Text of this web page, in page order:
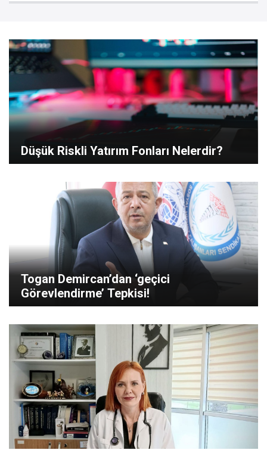
Düşük Riskli Yatırım Fonları Nelerdir?
Togan Demircan’dan ‘geçici
Görevlendirme’ Tepkisi!